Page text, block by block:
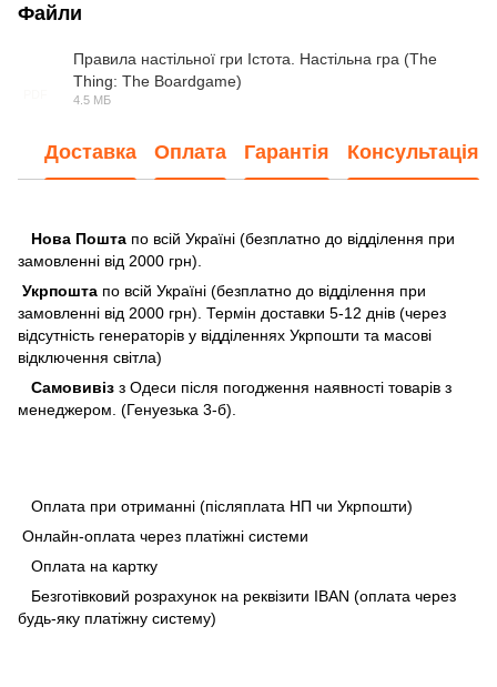
Файли
Правила настільної гри Істота. Настільна гра (The
Thing: The Boardgame)
4.5 МБ
Доставка Оплата Гарантія Консультація
Нова Пошта по всій Україні (безплатно до відділення при
замовленні від 2000 грн).
Укрпошта по всій Україні (безплатно до відділення при
замовленні від 2000 грн). Термін доставки 5-12 днів (через
відсутність генераторів у відділеннях Укрпошти та масові
відключення світла)
Самовивіз з Одеси після погодження наявності товарів з
менеджером. (Генуезька 3-б).
Оплата при отриманні (післяплата НП чи Укрпошти)
Онлайн-оплата через платіжні системи
Оплата на картку
Безготівковий розрахунок на реквізити IBAN (оплата через
будь-яку платіжну систему)